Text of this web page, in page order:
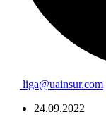
liga@uainsur.com
24.09.2022